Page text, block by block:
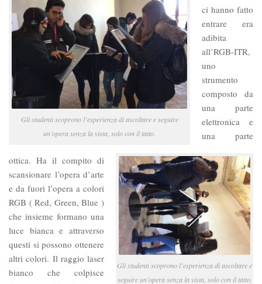
Gli studenti scoprono l’esperienza di ascoltare e seguire
un’opera senza la vista, solo con il tatto.
Gli studenti scoprono l’esperienza di ascoltare e
seguire un’opera senza la vista, solo con il tatto.
ci hanno fatto
entrare era
adibita
all’RGB-ITR,
uno
strumento
composto da
una parte
elettronica e
una parte
ottica. Ha il compito di
scansionare l’opera d’arte
e da fuori l’opera a colori
RGB ( Red, Green, Blue )
che insieme formano una
luce bianca e attraverso
questi si possono ottenere
altri colori. Il raggio laser
bianco che colpisce